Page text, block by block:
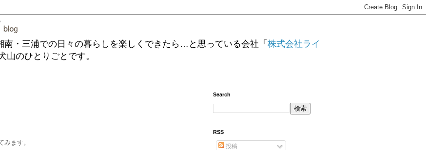
南・三浦での日々の暮らしを楽しくできたら…と思っている会社「 株式会社ライ
山のひとりごとです。
ます。
Search
RSS
投稿